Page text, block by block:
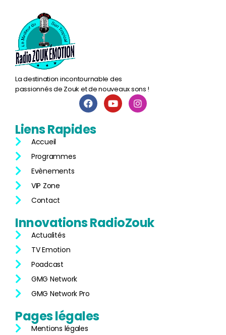
La destination incontournable des
passionnés de Zouk et de nouveaux sons !
LiensRapides
Accueil
Programmes
Evènements
VIP Zone
Contact
InnovationsRadioZouk
Actualités
TV Emotion
Poadcast
GMG Network
GMG Network Pro
Pageslégales
Mentions légales